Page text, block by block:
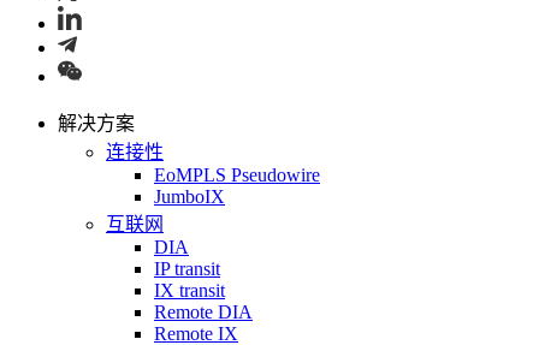
解决方案
连接性
EoMPLS Pseudowire
JumboIX
互联网
DIA
IP transit
IX transit
Remote DIA
Remote IX